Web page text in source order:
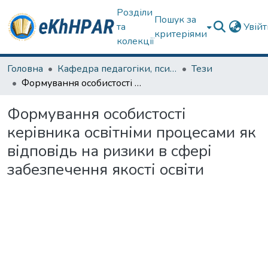
Розділи
та
колекції
Пошук за
критеріями
Головна Кафедра педагогіки, психології, початкової освіти та освітнього менеджменту
Тези
Формування особистості керівника освітніми процесами як відповідь на ризики в сфері забезпечення якості освіти
Формування особистості
керівника освітніми процесами як
відповідь на ризики в сфері
забезпечення якості освіти